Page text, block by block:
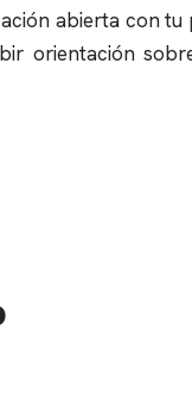
abierta con
orientación